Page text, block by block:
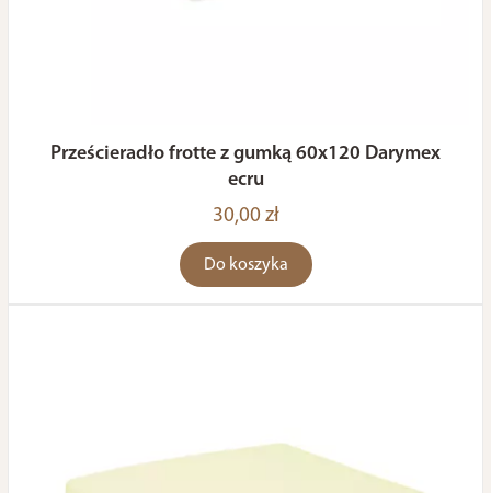
Prześcieradło frotte z gumką 60x120 Darymex
ecru
30,00 zł
Do koszyka